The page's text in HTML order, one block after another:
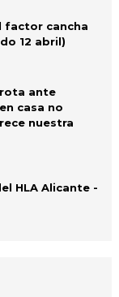
factor cancha
12 abril)
ante
casa no
nuestra
HLA Alicante -